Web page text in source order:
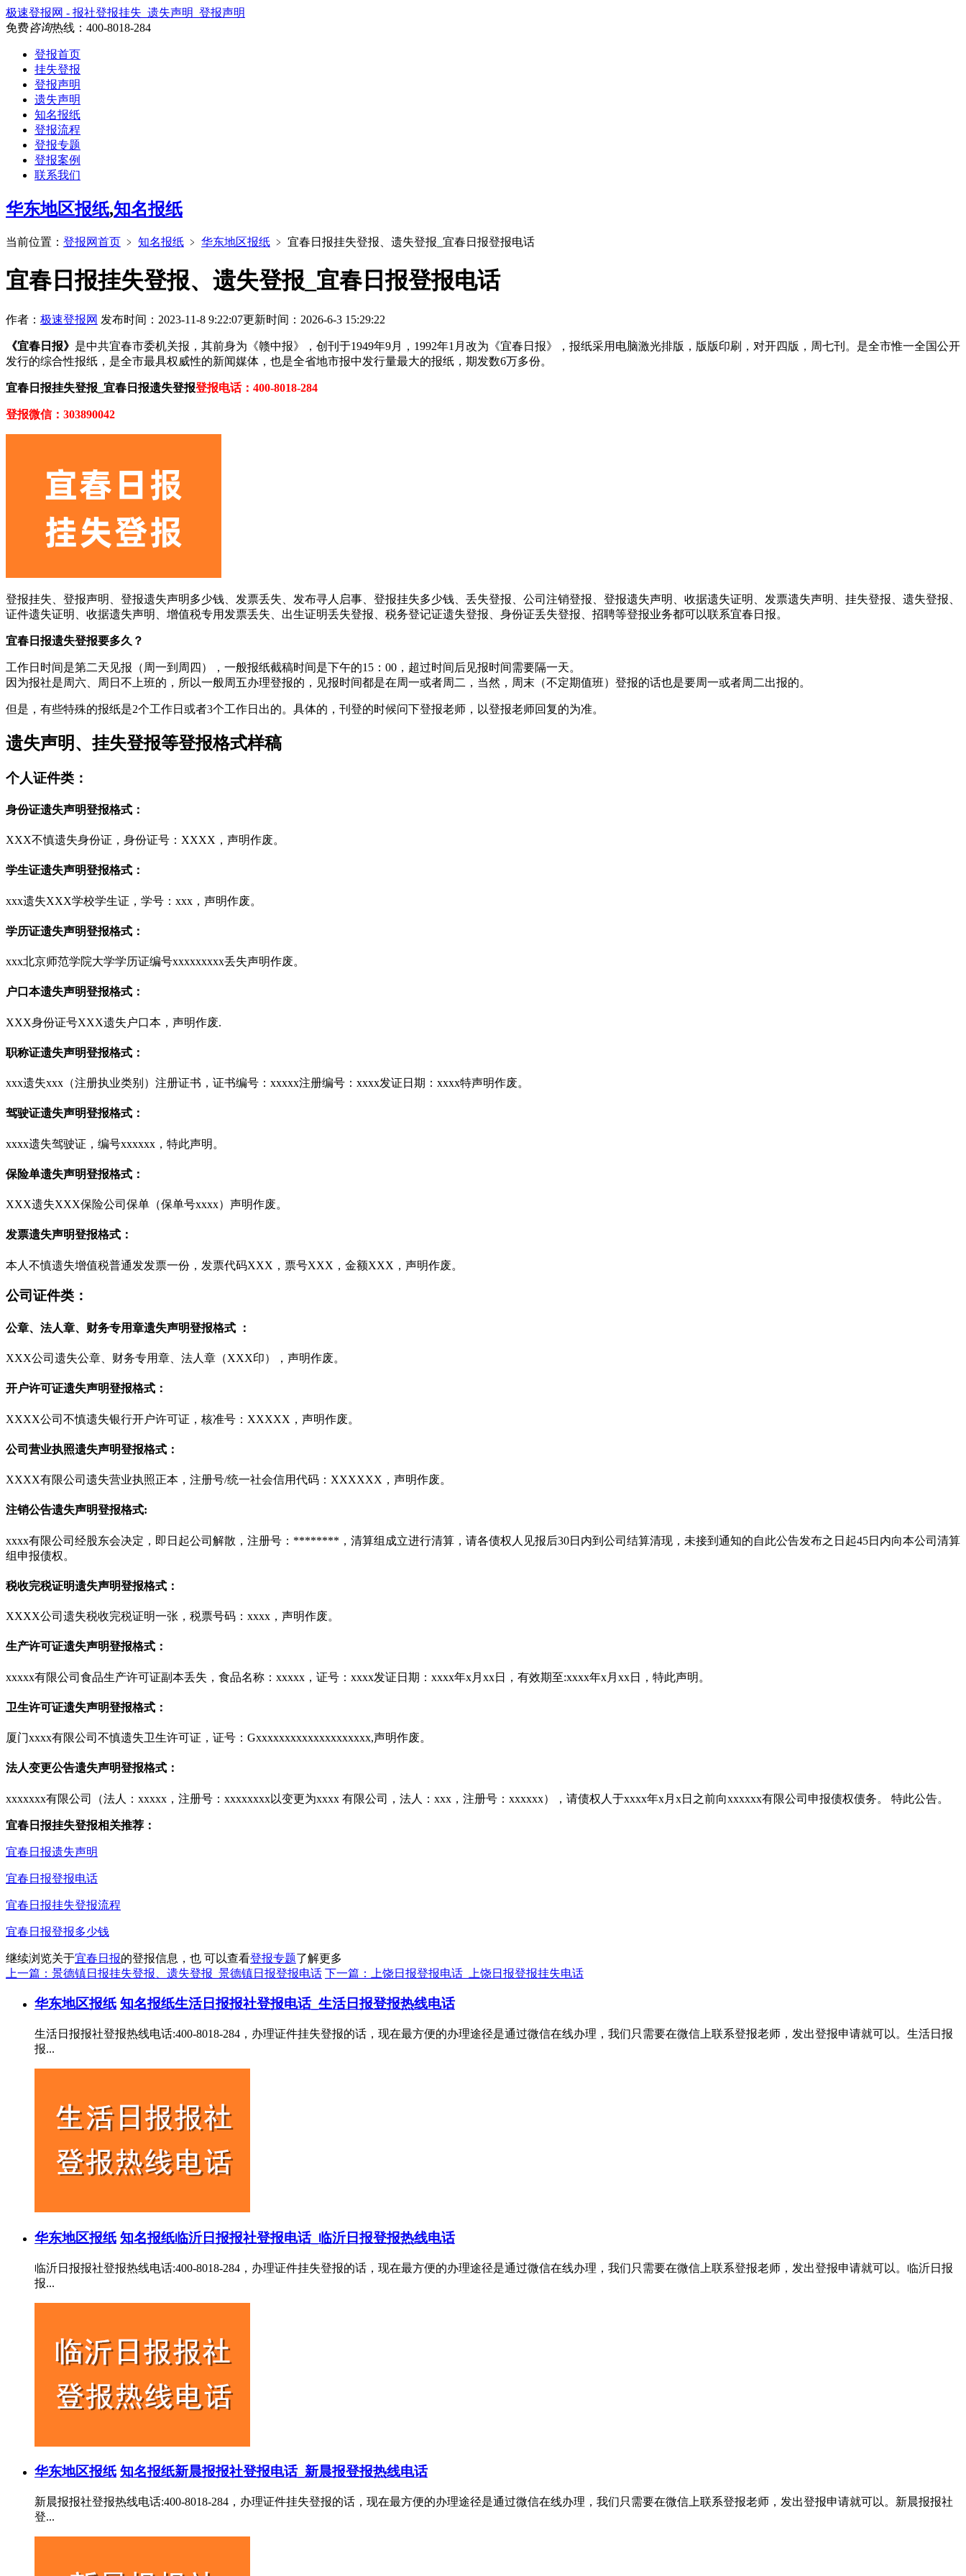
极速登报网 - 报社登报挂失_遗失声明_登报声明
免费咨询热线： 400-8018-284
登报首页
挂失登报
登报声明
遗失声明
知名报纸
登报流程
登报专题
登报案例
联系我们
华东地区报纸,知名报纸
当前位置： 登报网首页 ﹥ 知名报纸 ﹥ 华东地区报纸 ﹥ 宜春日报挂失登报、遗失登报_宜春日报登报电话
宜春日报挂失登报、遗失登报_宜春日报登报电话
作者： 极速登报网 发布时间：2023-11-8 9:22:07更新时间：2026-6-3 15:29:22
《宜春日报》 是中共宜春市委机关报，其前身为《赣中报》，创刊于1949年9月，1992年1月改为《宜春日报》，报纸采用电脑激光排版，版版印刷，对开四版，周七刊。是全市惟一全国公开
发行的综合性报纸，是全市最具权威性的新闻媒体，也是全省地市报中发行量最大的报纸，期发数6万多份。
宜春日报挂失登报_宜春日报遗失登报登报电话：400-8018-284
登报微信：303890042
登报挂失、登报声明、登报遗失声明多少钱、发票丢失、发布寻人启事、登报挂失多少钱、丢失登报、公司注销登报、登报遗失声明、收据遗失证明、发票遗失声明、挂失登报、遗失登报、
证件遗失证明、收据遗失声明、增值税专用发票丢失、出生证明丢失登报、税务登记证遗失登报、身份证丢失登报、招聘等登报业务都可以联系宜春日报。
宜春日报遗失登报要多久？
工作日时间是第二天见报（周一到周四），一般报纸截稿时间是下午的15：00，超过时间后见报时间需要隔一天。
因为报社是周六、周日不上班的，所以一般周五办理登报的，见报时间都是在周一或者周二，当然，周末（不定期值班）登报的话也是要周一或者周二出报的。
但是，有些特殊的报纸是2个工作日或者3个工作日出的。具体的，刊登的时候问下登报老师，以登报老师回复的为准。
遗失声明、挂失登报等登报格式样稿
个人证件类：
身份证遗失声明登报格式：
XXX不慎遗失身份证，身份证号：XXXX，声明作废。
学生证遗失声明登报格式：
xxx遗失XXX学校学生证，学号：xxx，声明作废。
学历证遗失声明登报格式：
xxx北京师范学院大学学历证编号xxxxxxxxx丢失声明作废。
户口本遗失声明登报格式：
XXX身份证号XXX遗失户口本，声明作废.
职称证遗失声明登报格式：
xxx遗失xxx（注册执业类别）注册证书，证书编号：xxxxx注册编号：xxxx发证日期：xxxx特声明作废。
驾驶证遗失声明登报格式：
xxxx遗失驾驶证，编号xxxxxx，特此声明。
保险单遗失声明登报格式：
XXX遗失XXX保险公司保单（保单号xxxx）声明作废。
发票遗失声明登报格式：
本人不慎遗失增值税普通发发票一份，发票代码XXX，票号XXX，金额XXX，声明作废。
公司证件类：
公章、法人章、财务专用章遗失声明登报格式 ：
XXX公司遗失公章、财务专用章、法人章（XXX印），声明作废。
开户许可证遗失声明登报格式：
XXXX公司不慎遗失银行开户许可证，核准号：XXXXX，声明作废。
公司营业执照遗失声明登报格式：
XXXX有限公司遗失营业执照正本，注册号/统一社会信用代码：XXXXXX，声明作废。
注销公告遗失声明登报格式:
xxxx有限公司经股东会决定，即日起公司解散，注册号：********，清算组成立进行清算，请各债权人见报后30日内到公司结算清现，未接到通知的自此公告发布之日起45日内向本公司清算
组申报债权。
税收完税证明遗失声明登报格式：
XXXX公司遗失税收完税证明一张，税票号码：xxxx，声明作废。
生产许可证遗失声明登报格式：
xxxxx有限公司食品生产许可证副本丢失，食品名称：xxxxx，证号：xxxx发证日期：xxxx年x月xx日，有效期至:xxxx年x月xx日，特此声明。
卫生许可证遗失声明登报格式：
厦门xxxx有限公司不慎遗失卫生许可证，证号：Gxxxxxxxxxxxxxxxxxxxx,声明作废。
法人变更公告遗失声明登报格式：
xxxxxxx有限公司（法人：xxxxx，注册号：xxxxxxxx以变更为xxxx 有限公司，法人：xxx，注册号：xxxxxx），请债权人于xxxx年x月x日之前向xxxxxx有限公司申报债权债务。 特此公告。
宜春日报挂失登报相关推荐：
宜春日报遗失声明
宜春日报登报电话
宜春日报挂失登报流程
宜春日报登报多少钱
继续浏览关于宜春日报的登报信息，也 可以查看登报专题了解更多
上一篇：景德镇日报挂失登报、遗失登报_景德镇日报登报电话 下一篇：上饶日报登报电话_上饶日报登报挂失电话
华东地区报纸 知名报纸生活日报报社登报电话_生活日报登报热线电话
生活日报报社登报热线电话:400-8018-284，办理证件挂失登报的话，现在最方便的办理途径是通过微信在线办理，我们只需要在微信上联系登报老师，发出登报申请就可以。生活日报
报...
华东地区报纸 知名报纸临沂日报报社登报电话_临沂日报登报热线电话
临沂日报报社登报热线电话:400-8018-284，办理证件挂失登报的话，现在最方便的办理途径是通过微信在线办理，我们只需要在微信上联系登报老师，发出登报申请就可以。临沂日报
报...
华东地区报纸 知名报纸新晨报报社登报电话_新晨报登报热线电话
新晨报报社登报热线电话:400-8018-284，办理证件挂失登报的话，现在最方便的办理途径是通过微信在线办理，我们只需要在微信上联系登报老师，发出登报申请就可以。新晨报报社
登...